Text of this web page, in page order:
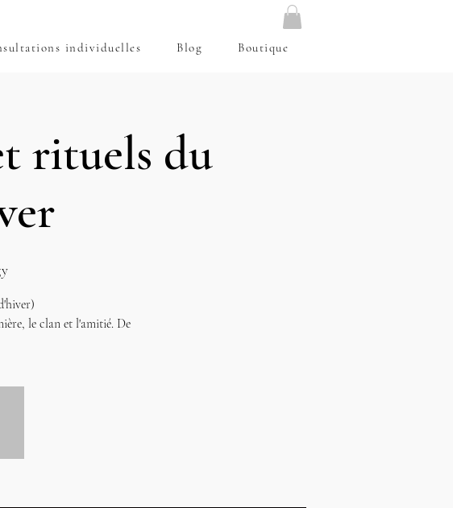
individuelles Blog Boutique
rituels du
le clan et l'amitié. De